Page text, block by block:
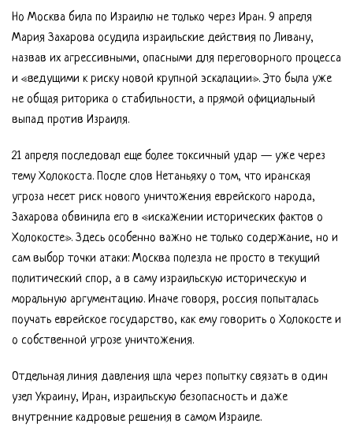
Но Москва била по Израилю не только через Иран. 9 апреля
Мария Захарова осудила израильские действия по Ливану,
назвав их агрессивными, опасными для переговорного процесса
и «ведущими к риску новой крупной эскалации». Это была уже
не общая риторика о стабильности, а прямой официальный
выпад против Израиля.
21 апреля последовал еще более токсичный удар — уже через
тему Холокоста. После слов Нетаньяху о том, что иранская
угроза несет риск нового уничтожения еврейского народа,
Захарова обвинила его в «искажении исторических фактов о
Холокосте». Здесь особенно важно не только содержание, но и
сам выбор точки атаки: Москва полезла не просто в текущий
политический спор, а в саму израильскую историческую и
моральную аргументацию. Иначе говоря, россия попыталась
поучать еврейское государство, как ему говорить о Холокосте и
о собственной угрозе уничтожения.
Отдельная линия давления шла через попытку связать в один
узел Украину, Иран, израильскую безопасность и даже
внутренние кадровые решения в самом Израиле.